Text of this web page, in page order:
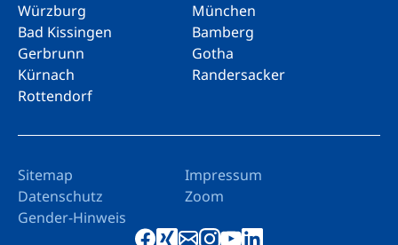
Würzburg
München
Bad Kissingen
Bamberg
Gerbrunn
Gotha
Kürnach
Randersacker
Rottendorf
Sitemap
Impressum
Datenschutz
Zoom
Gender-Hinweis